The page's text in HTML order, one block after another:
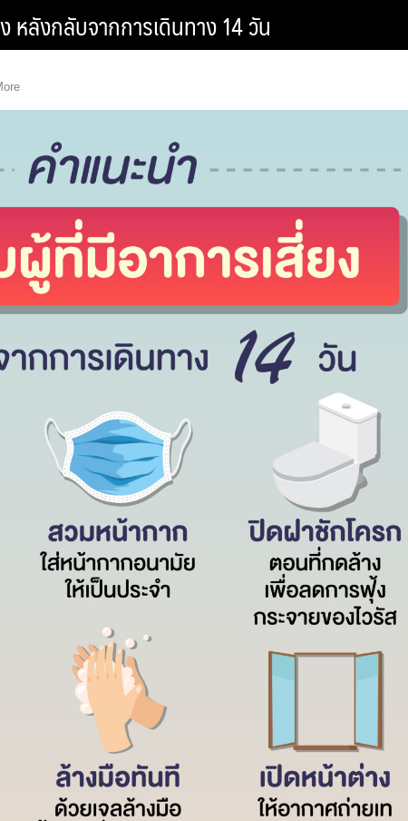
หลังกลับจากการเดินทาง 14 วัน